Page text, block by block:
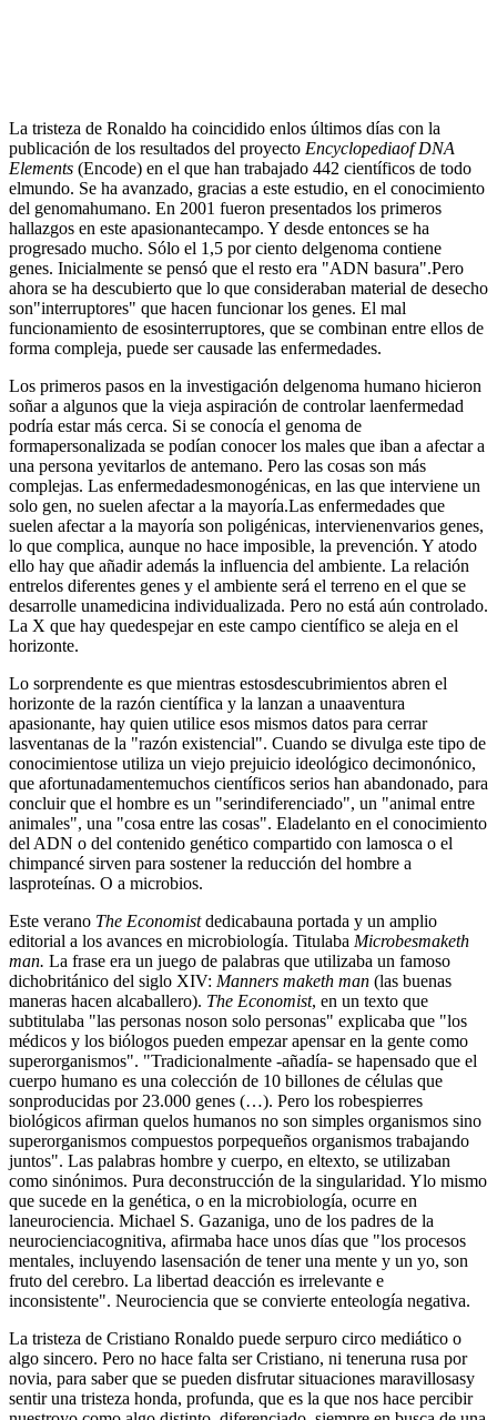
La tristeza de Ronaldo ha coincidido enlos últimos días con la
publicación de los resultados del proyecto Encyclopediaof DNA
Elements (Encode) en el que han trabajado 442 científicos de todo
elmundo. Se ha avanzado, gracias a este estudio, en el conocimiento
del genomahumano. En 2001 fueron presentados los primeros
hallazgos en este apasionantecampo. Y desde entonces se ha
progresado mucho. Sólo el 1,5 por ciento delgenoma contiene
genes. Inicialmente se pensó que el resto era "ADN basura".Pero
ahora se ha descubierto que lo que consideraban material de desecho
son"interruptores" que hacen funcionar los genes. El mal
funcionamiento de esosinterruptores, que se combinan entre ellos de
forma compleja, puede ser causade las enfermedades.
Los primeros pasos en la investigación delgenoma humano hicieron
soñar a algunos que la vieja aspiración de controlar laenfermedad
podría estar más cerca. Si se conocía el genoma de
formapersonalizada se podían conocer los males que iban a afectar a
una persona yevitarlos de antemano. Pero las cosas son más
complejas. Las enfermedadesmonogénicas, en las que interviene un
solo gen, no suelen afectar a la mayoría.Las enfermedades que
suelen afectar a la mayoría son poligénicas, intervienenvarios genes,
lo que complica, aunque no hace imposible, la prevención. Y atodo
ello hay que añadir además la influencia del ambiente. La relación
entrelos diferentes genes y el ambiente será el terreno en el que se
desarrolle unamedicina individualizada. Pero no está aún controlado.
La X que hay quedespejar en este campo científico se aleja en el
horizonte.
Lo sorprendente es que mientras estosdescubrimientos abren el
horizonte de la razón científica y la lanzan a unaaventura
apasionante, hay quien utilice esos mismos datos para cerrar
lasventanas de la "razón existencial". Cuando se divulga este tipo de
conocimientose utiliza un viejo prejuicio ideológico decimonónico,
que afortunadamentemuchos científicos serios han abandonado, para
concluir que el hombre es un "serindiferenciado", un "animal entre
animales", una "cosa entre las cosas". Eladelanto en el conocimiento
del ADN o del contenido genético compartido con lamosca o el
chimpancé sirven para sostener la reducción del hombre a
lasproteínas. O a microbios.
Este verano The Economistdedicabauna portada y un amplio
editorial a los avances en microbiología. Titulaba Microbesmaketh
man. La frase era un juego de palabras que utilizaba un famoso
dichobritánico del siglo XIV: Manners maketh man (las buenas
maneras hacen alcaballero). The Economist, en un texto que
subtitulaba "las personas noson solo personas" explicaba que "los
médicos y los biólogos pueden empezar apensar en la gente como
superorganismos". "Tradicionalmente -añadía- se hapensado que el
cuerpo humano es una colección de 10 billones de células que
sonproducidas por 23.000 genes (…). Pero los robespierres
biológicos afirman quelos humanos no son simples organismos sino
superorganismos compuestos porpequeños organismos trabajando
juntos". Las palabras hombre y cuerpo, en eltexto, se utilizaban
como sinónimos. Pura deconstrucción de la singularidad. Ylo mismo
que sucede en la genética, o en la microbiología, ocurre en
laneurociencia. Michael S. Gazaniga, uno de los padres de la
neurocienciacognitiva, afirmaba hace unos días que "los procesos
mentales, incluyendo lasensación de tener una mente y un yo, son
fruto del cerebro. La libertad deacción es irrelevante e
inconsistente". Neurociencia que se convierte enteología negativa.
La tristeza de Cristiano Ronaldo puede serpuro circo mediático o
algo sincero. Pero no hace falta ser Cristiano, ni teneruna rusa por
novia, para saber que se pueden disfrutar situaciones maravillosasy
sentir una tristeza honda, profunda, que es la que nos hace percibir